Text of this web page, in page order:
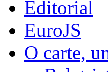
Editorial
EuroJS
O carte,